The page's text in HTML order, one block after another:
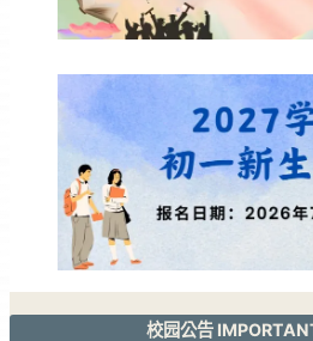
校园公告